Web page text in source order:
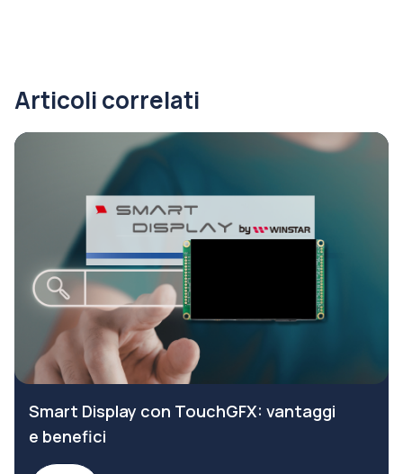
Articoli correlati
Smart Display con TouchGFX: vantaggi
e benefici